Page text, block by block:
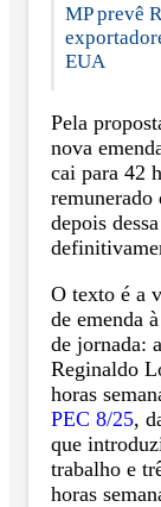
MP prevê
EUA
Pela
nova
cai para 42
remunerado
depois
O texto é a
de emenda
de jornada: a
Reginaldo
horas
PEC 8/25,
que
trabalho e
horas